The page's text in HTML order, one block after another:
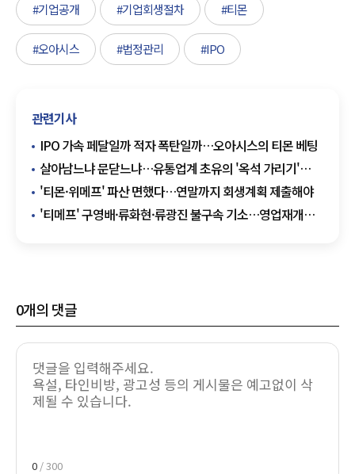
#기업공개 #기업회생절차 #티몬
#오아시스 #법정관리 #IPO
관련기사
IPO 가속 페달일까 적자 폭탄일까…오아시스의 티몬 베팅
살아남느냐 문닫느냐…유통업계 초유의 '옥석 가리기'
심화
'티몬·위메프' 파산 면했다…연말까지 회생계획 제출해야
'티메프' 구영배·류화현·류광진 불구속 기소…영업재개
0개의 댓글
0 / 300